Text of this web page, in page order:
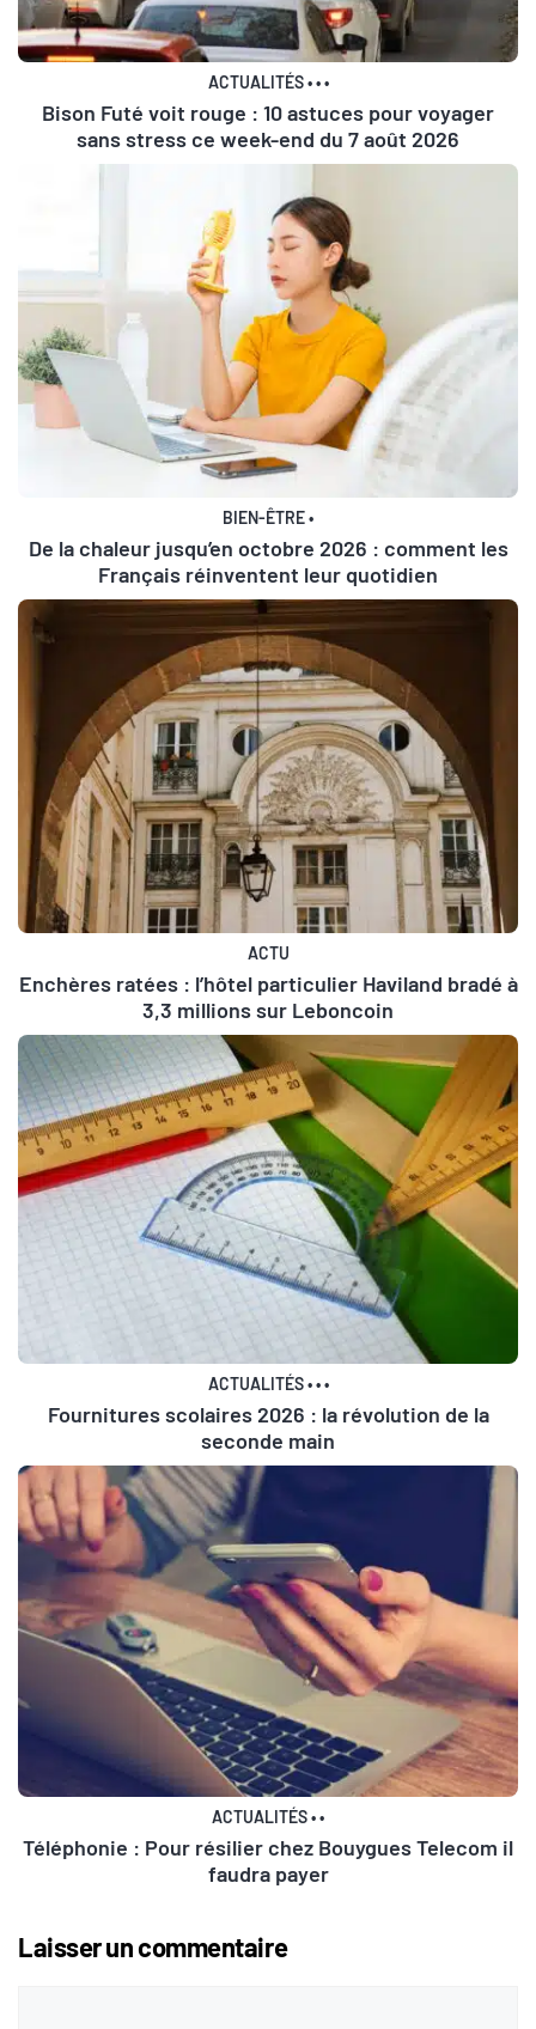
ACTUALITÉS•••
Bison Futé voit rouge : 10 astuces pour voyager
sans stress ce week-end du 7 août 2026
BIEN-ÊTRE•
De la chaleur jusqu’en octobre 2026 : comment les
Français réinventent leur quotidien
ACTU
Enchères ratées : l’hôtel particulier Haviland bradé à
3,3 millions sur Leboncoin
ACTUALITÉS•••
Fournitures scolaires 2026 : la révolution de la
seconde main
ACTUALITÉS••
Téléphonie : Pour résilier chez Bouygues Telecom il
faudra payer
Laisser un commentaire